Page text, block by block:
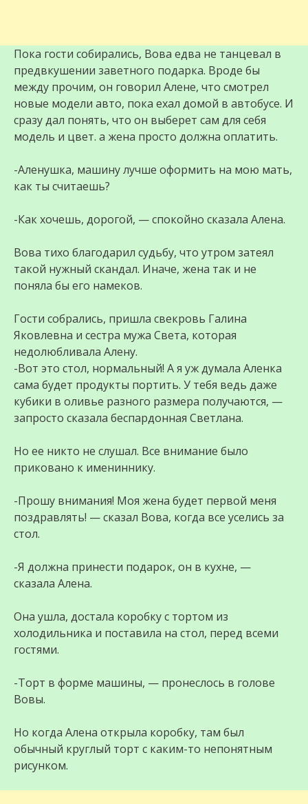
Пока гости собирались, Вова едва не танцевал в
предвкушении заветного подарка. Вроде бы
между прочим, он говорил Алене, что смотрел
новые модели авто, пока ехал домой в автобусе. И
сразу дал понять, что он выберет сам для себя
модель и цвет. а жена просто должна оплатить.
-Аленушка, машину лучше оформить на мою мать,
как ты считаешь?
-Как хочешь, дорогой, — спокойно сказала Алена.
Вова тихо благодарил судьбу, что утром затеял
такой нужный скандал. Иначе, жена так и не
поняла бы его намеков.
Гости собрались, пришла свекровь Галина
Яковлевна и сестра мужа Света, которая
недолюбливала Алену.
-Вот это стол, нормальный! А я уж думала Аленка
сама будет продукты портить. У тебя ведь даже
кубики в оливье разного размера получаются, —
запросто сказала беспардонная Светлана.
Но ее никто не слушал. Все внимание было
приковано к имениннику.
-Прошу внимания! Моя жена будет первой меня
поздравлять! — сказал Вова, когда все уселись за
стол.
-Я должна принести подарок, он в кухне, —
сказала Алена.
Она ушла, достала коробку с тортом из
холодильника и поставила на стол, перед всеми
гостями.
-Торт в форме машины, — пронеслось в голове
Вовы.
Но когда Алена открыла коробку, там был
обычный круглый торт с каким-то непонятным
рисунком.